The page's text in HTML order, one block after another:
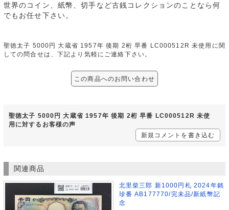
世界のコイン、紙幣、切手など古銭コレクションのことなら何
でもお任せ下さい。
聖徳太子 5000円 大蔵省 1957年 後期 2桁 早番 LC000512R 未使用に関
しての問合せは、下記より気軽にご連絡下さい。
この商品へのお問い合わせ
聖徳太子 5000円 大蔵省 1957年 後期 2桁 早番 LC000512R 未使
用に対するお客様の声
新規コメントを書き込む
関連商品
北里柴三郎 新1000円札 2024年銘
珍番 AB177770/完未品/新紙幣記
念